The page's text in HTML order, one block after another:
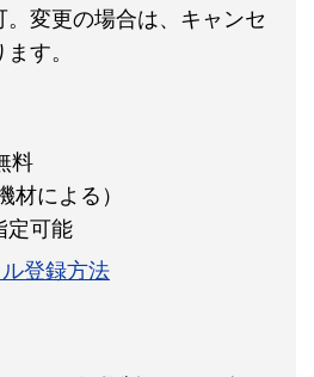
変更の場合は、キャンセ
す。
料
材による）
定可能
登録方法